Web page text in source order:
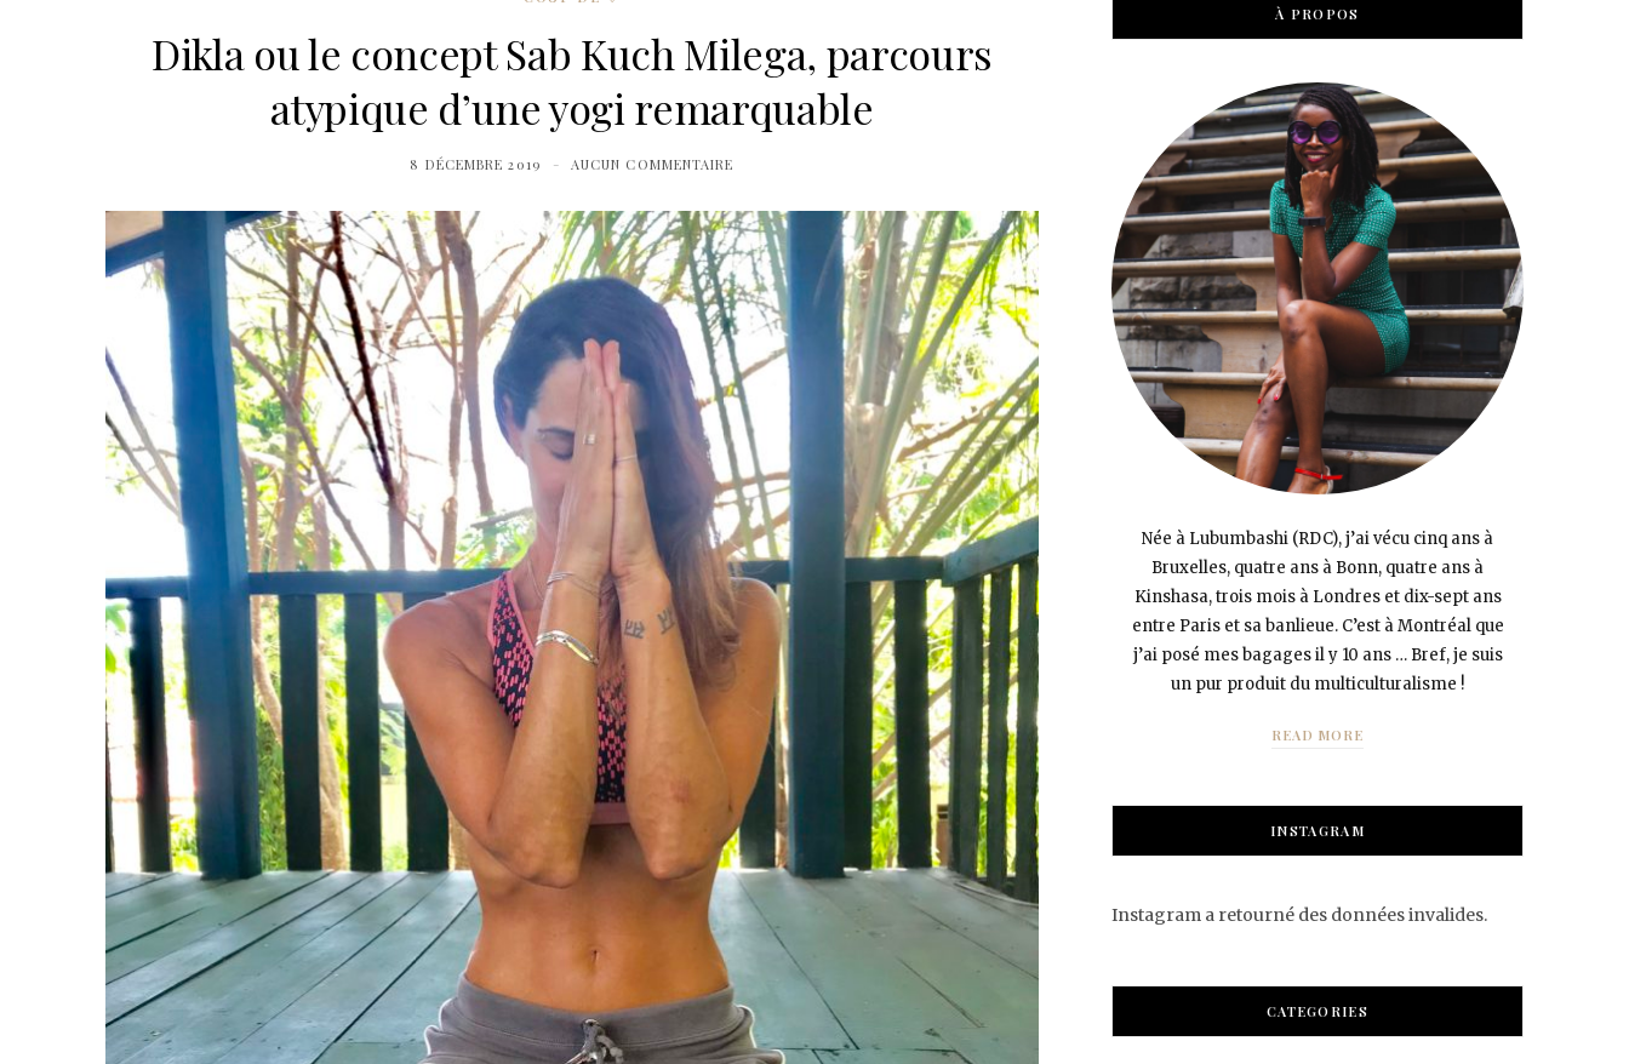
Dikla ou le concept Sab Kuch Milega, parcours
atypique d’une yogi remarquable
8 DÉCEMBRE 2019 AUCUN COMMENTAIRE
À PROPOS
Née à Lubumbashi (RDC), j’ai vécu cinq ans à
Bruxelles, quatre ans à Bonn, quatre ans à
Kinshasa, trois mois à Londres et dix-sept ans
entre Paris et sa banlieue. C’est à Montréal que
j’ai posé mes bagages il y 10 ans … Bref, je suis
un pur produit du multiculturalisme !
READ MORE
INSTAGRAM
Instagram a retourné des données invalides.
CATEGORIES